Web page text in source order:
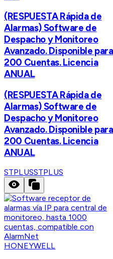
(RESPUESTA Rápida de
Alarmas) Software de
Despacho y Monitoreo
Avanzado. Disponible para
200 Cuentas. Licencia
ANUAL
(RESPUESTA Rápida de
Alarmas) Software de
Despacho y Monitoreo
Avanzado. Disponible para
200 Cuentas. Licencia
ANUAL
STPLUSSTPLUS
HONEYWELL